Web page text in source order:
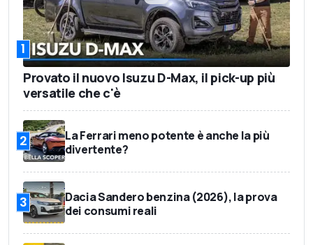
1
Provato il nuovo Isuzu D-Max, il pick-up più
versatile che c'è
2
La Ferrari meno potente è anche la più
divertente?
3
Dacia Sandero benzina (2026), la prova
dei consumi reali